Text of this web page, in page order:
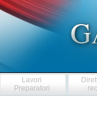
Lavori
Preparatori